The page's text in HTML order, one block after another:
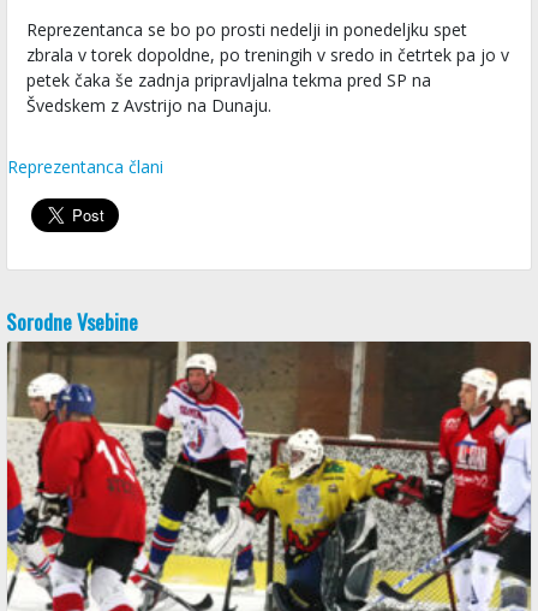
Reprezentanca se bo po prosti nedelji in ponedeljku spet
zbrala v torek dopoldne, po treningih v sredo in četrtek pa jo v
petek čaka še zadnja pripravljalna tekma pred SP na
Švedskem z Avstrijo na Dunaju.
Reprezentanca člani
Sorodne Vsebine